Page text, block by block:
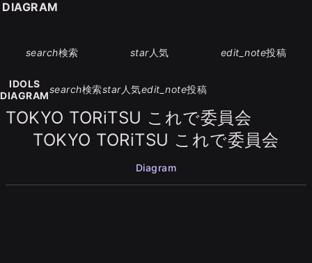
search検索 star人気 edit_note投稿
IDOLS
DIAGRAM
search検索star人気edit_note投稿
TOKYO TORiTSU これで委員会
TOKYO TORiTSU これで委員会
Diagram